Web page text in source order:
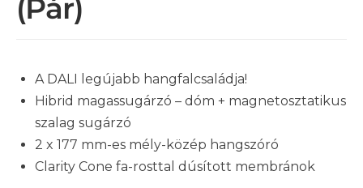
(pár)
A DALI legújabb hangfalcsaládja!
Hibrid magassugárzó – dóm + magnetosztatikus
szalag sugárzó
2 x 177 mm-es mély-közép hangszóró
Clarity Cone fa-rosttal dúsított membránok